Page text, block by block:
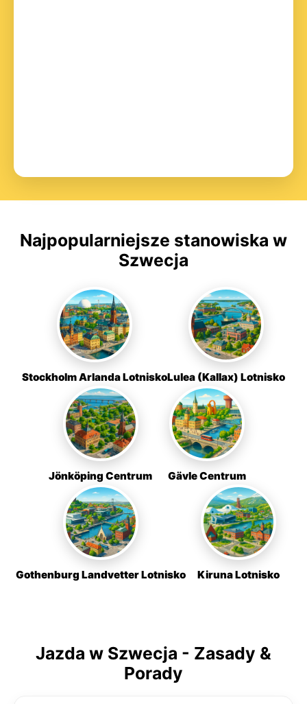
Najpopularniejsze stanowiska w
Szwecja
Stockholm Arlanda LotniskoLulea (Kallax) Lotnisko
Jönköping Centrum Gävle Centrum
Gothenburg Landvetter Lotnisko Kiruna Lotnisko
Jazda w Szwecja - Zasady &
Porady